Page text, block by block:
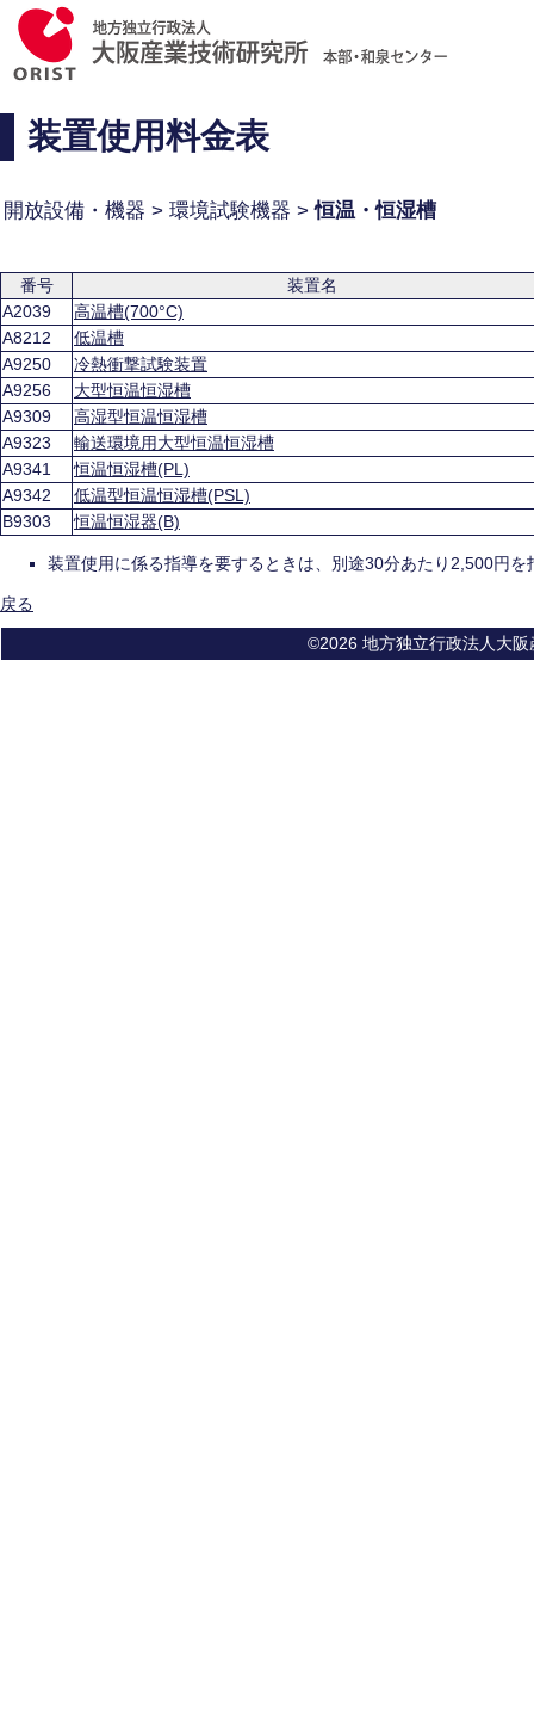
装置使用料金表
開放設備・機器 > 環境試験機器 >恒温・恒湿槽
番号
装置名
A2039
高温槽(700°C)
A8212
低温槽
A9250
冷熱衝撃試験装置
A9256
大型恒温恒湿槽
A9309
高湿型恒温恒湿槽
A9323
輸送環境用大型恒温恒湿槽
A9341
恒温恒湿槽(PL)
A9342
低温型恒温恒湿槽(PSL)
B9303
恒温恒湿器(B)
装置使用に係る指導を要するときは、別途30分あたり2,500円
戻る
©2026 地方独立行政法人大阪